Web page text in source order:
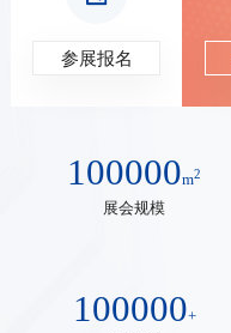
参展报名
100000m2
展会规模
100000+